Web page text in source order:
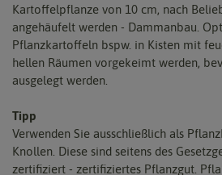
Kartoffelpflanze von 10 cm, nach
angehäufelt werden - Dammanbau.
Pflanzkartoffeln bspw. in Kisten mit
hellen Räumen vorgekeimt werden,
ausgelegt werden.
Tipp
Verwenden Sie ausschließlich als
Knollen. Diese sind seitens des
zertifiziert - zertifiziertes Pflanzgut.